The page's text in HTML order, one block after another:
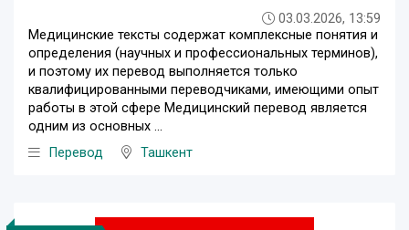
03.03.2026, 13:59
Медицинские тексты содержат комплексные понятия и
определения (научных и профессиональных терминов),
и поэтому их перевод выполняется только
квалифицированными переводчиками, имеющими опыт
работы в этой сфере Медицинский перевод является
одним из основных ...
Перевод
Ташкент